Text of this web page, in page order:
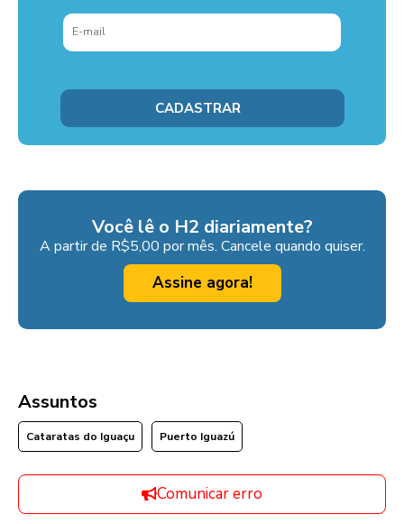
Você lê o H2 diariamente?
A partir de R$5,00 por mês. Cancele quando quiser.
Assine agora!
Assuntos
Cataratas do Iguaçu Puerto Iguazú
Comunicar erro